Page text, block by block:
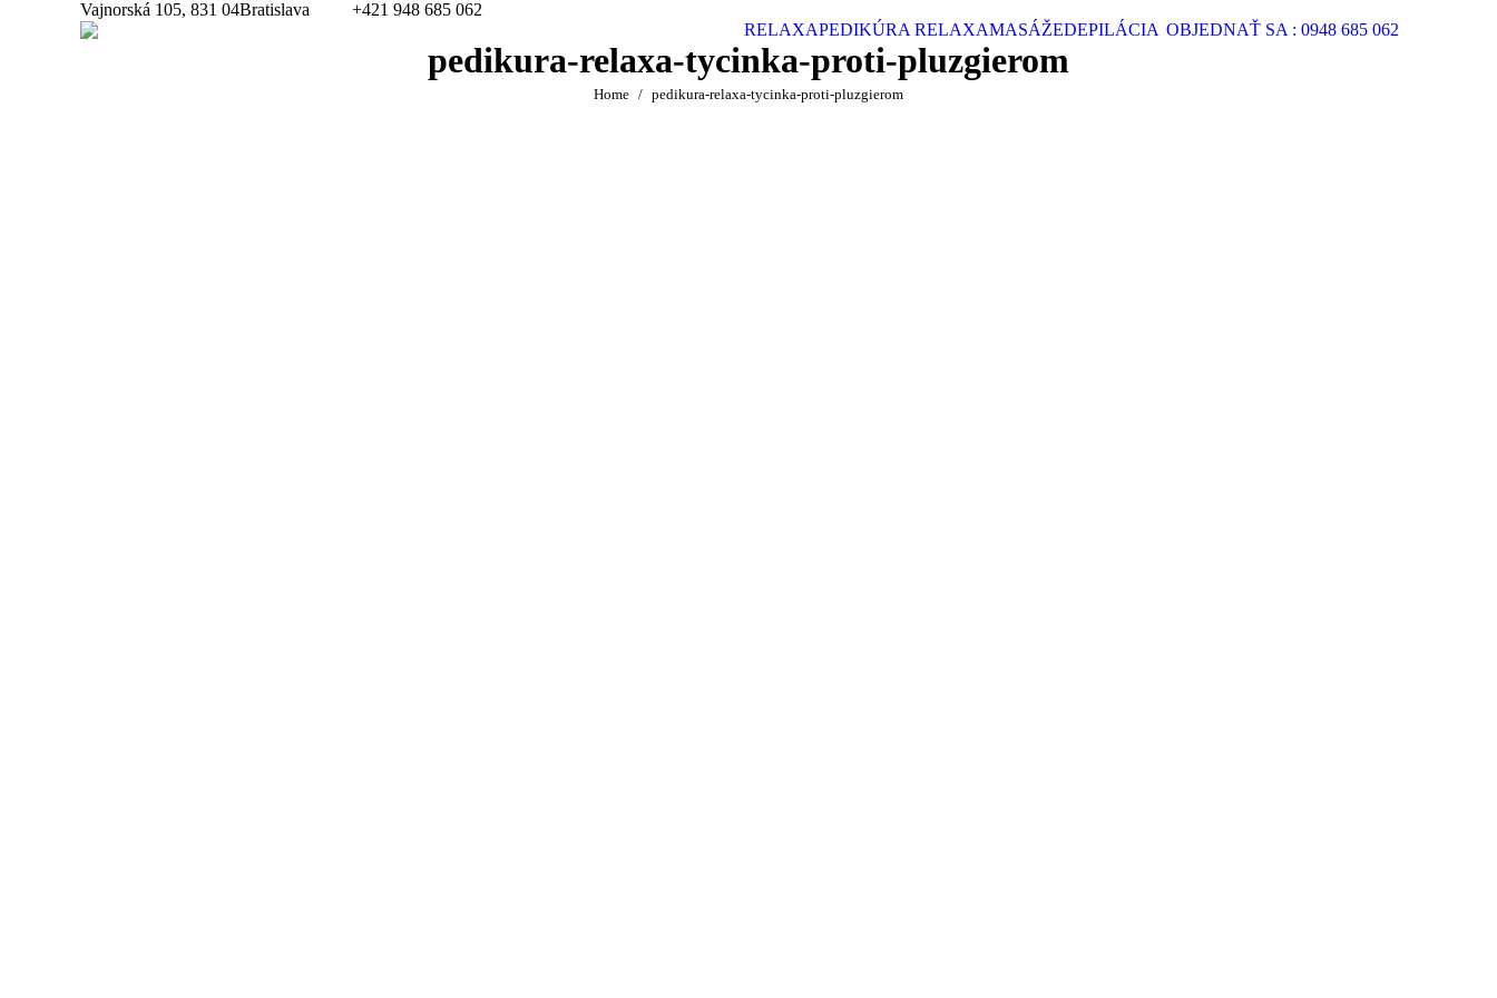
Vajnorská 105, 831 04Bratislava
+421 948 685 062
RELAXAPEDIKÚRA RELAXAMASÁŽEDEPILÁCIA OBJEDNAŤ SA : 0948 685 062
pedikura-relaxa-tycinka-proti-pluzgierom
Home pedikura-relaxa-tycinka-proti-pluzgierom